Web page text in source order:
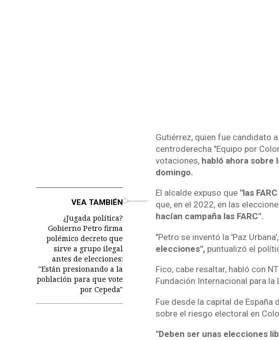
Gutiérrez, quien fue candidato
centroderecha "Equipo por
votaciones, habló ahora sobre
domingo.
VEA TAMBIÉN
¿Jugada política?
Gobierno Petro firma
polémico decreto que
sirve a grupo ilegal
antes de elecciones:
"Están presionando a la
población para que vote
por Cepeda"
El alcalde expuso que"las
que, en el 2022, en las
hacían campaña las FARC".
"Petro se inventó la 'Paz Urbana',
elecciones",puntualizó el
Fico, cabe resaltar, habló con
Fundación Internacional para la
Fue desde la capital de
sobre el riesgo electoral en
"Deben ser unas elecciones